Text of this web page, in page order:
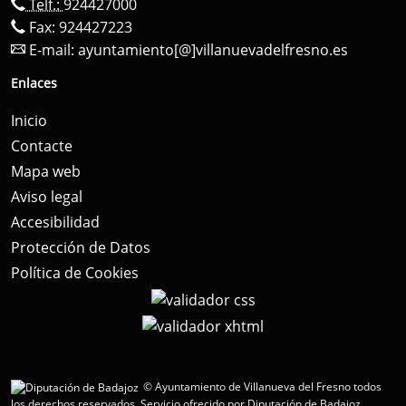
Telf.: 924427000
Fax: 924427223
E-mail: ayuntamiento[@]villanuevadelfresno.es
Enlaces
Inicio
Contacte
Mapa web
Aviso legal
Accesibilidad
Protección de Datos
Política de Cookies
© Ayuntamiento de Villanueva del Fresno todos